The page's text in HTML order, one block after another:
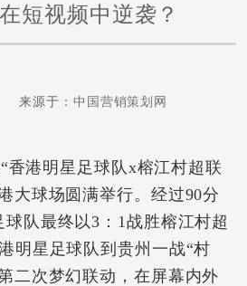
短视频中逆袭？
来源于： 中国营销策划网
香港明星足球队x榕江村超联
大球场圆满举行。经过90分
队最终以3：1战胜榕江村超
明星足球队到贵州一战“村
二次梦幻联动，在屏幕内外